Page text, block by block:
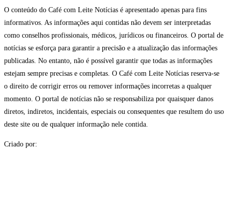
O conteúdo do Café com Leite Notícias é apresentado apenas para fins
informativos. As informações aqui contidas não devem ser interpretadas
como conselhos profissionais, médicos, jurídicos ou financeiros. O portal de
notícias se esforça para garantir a precisão e a atualização das informações
publicadas. No entanto, não é possível garantir que todas as informações
estejam sempre precisas e completas. O Café com Leite Notícias reserva-se
o direito de corrigir erros ou remover informações incorretas a qualquer
momento. O portal de notícias não se responsabiliza por quaisquer danos
diretos, indiretos, incidentais, especiais ou consequentes que resultem do uso
deste site ou de qualquer informação nele contida.
Criado por: